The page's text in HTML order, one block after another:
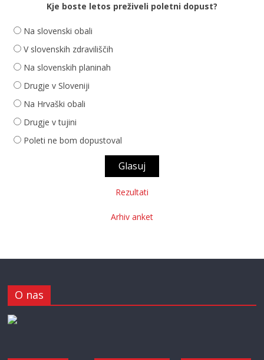
Kje boste letos preživeli poletni dopust?
Na slovenski obali
V slovenskih zdraviliščih
Na slovenskih planinah
Drugje v Sloveniji
Na Hrvaški obali
Drugje v tujini
Poleti ne bom dopustoval
Rezultati
Arhiv anket
O nas